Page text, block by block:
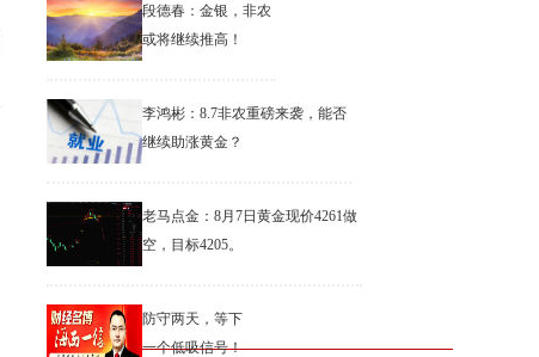
段德春：金银，非农
或将继续推高！
李鸿彬：8.7非农重磅来袭，能否
继续助涨黄金？
老马点金：8月7日黄金现价4261做
空，目标4205。
防守两天，等下
一个低吸信号！